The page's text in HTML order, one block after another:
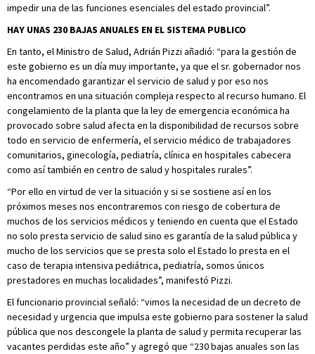
impedir una de las funciones esenciales del estado provincial”.
HAY UNAS 230 BAJAS ANUALES EN EL SISTEMA PUBLICO
En tanto, el Ministro de Salud, Adrián Pizzi añadió: “para la gestión de
este gobierno es un día muy importante, ya que el sr. gobernador nos
ha encomendado garantizar el servicio de salud y por eso nos
encontramos en una situación compleja respecto al recurso humano. El
congelamiento de la planta que la ley de emergencia económica ha
provocado sobre salud afecta en la disponibilidad de recursos sobre
todo en servicio de enfermería, el servicio médico de trabajadores
comunitarios, ginecología, pediatría, clínica en hospitales cabecera
como así también en centro de salud y hospitales rurales”.
“Por ello en virtud de ver la situación y si se sostiene así en los
próximos meses nos encontraremos con riesgo de cobertura de
muchos de los servicios médicos y teniendo en cuenta que el Estado
no solo presta servicio de salud sino es garantía de la salud pública y
mucho de los servicios que se presta solo el Estado lo presta en el
caso de terapia intensiva pediátrica, pediatría, somos únicos
prestadores en muchas localidades”, manifestó Pizzi.
El funcionario provincial señaló: “vimos la necesidad de un decreto de
necesidad y urgencia que impulsa este gobierno para sostener la salud
pública que nos descongele la planta de salud y permita recuperar las
vacantes perdidas este año” y agregó que “230 bajas anuales son las